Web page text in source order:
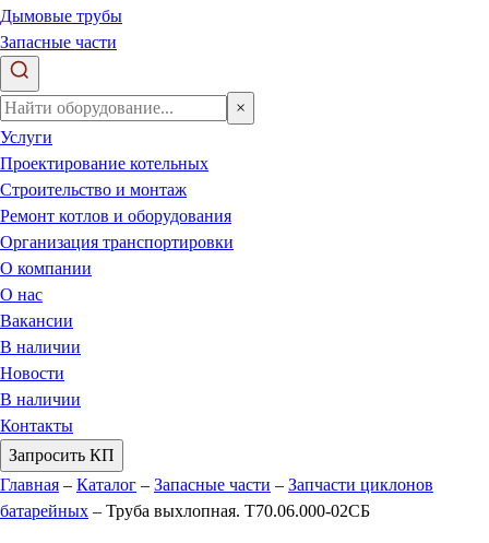
Дымовые трубы
Запасные части
×
Услуги
Проектирование котельных
Строительство и монтаж
Ремонт котлов и оборудования
Организация транспортировки
О компании
О нас
Вакансии
В наличии
Новости
В наличии
Контакты
Запросить КП
Главная – Каталог – Запасные части – Запчасти циклонов
батарейных – Труба выхлопная. Т70.06.000-02СБ